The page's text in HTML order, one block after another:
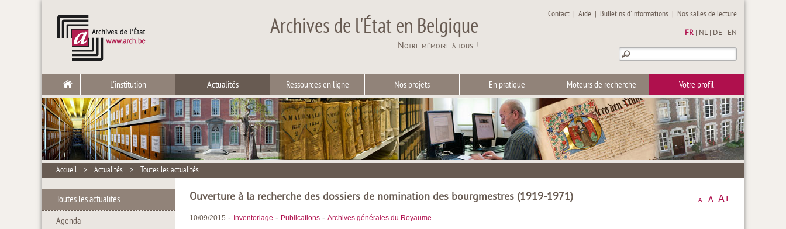
Archives de l'État en Belgique
Notre mémoire à tous !
Contact |Aide | Bulletins d'informations | Nos salles de lecture
FR NL| DE EN
L'institution Actualités Ressources en ligne Nos projets En pratique Moteurs de recherche Votre profil
Accueil > Actualités > Toutes les actualités
Toutes les actualités
Agenda
Ouverture à la recherche des dossiers de nomination des bourgmestres (1919-1971)
10/09/2015 - Inventoriage - Publications - Archives générales du Royaume